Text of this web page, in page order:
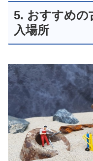
5. おすすめの
入場所